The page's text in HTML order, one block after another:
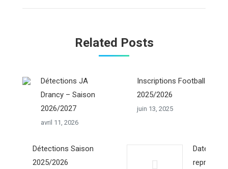
Related Posts
Détections JA
Drancy – Saison
2026/2027
avril 11, 2026
Inscriptions Football
2025/2026
juin 13, 2025
Détections Saison
2025/2026
Dates de
reprise de